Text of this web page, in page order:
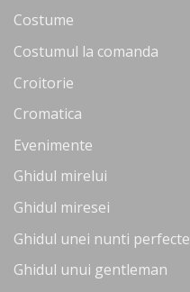
Costume
Costumul la comanda
Croitorie
Cromatica
Evenimente
Ghidul mirelui
Ghidul miresei
Ghidul unei nunti perfecte
Ghidul unui gentleman